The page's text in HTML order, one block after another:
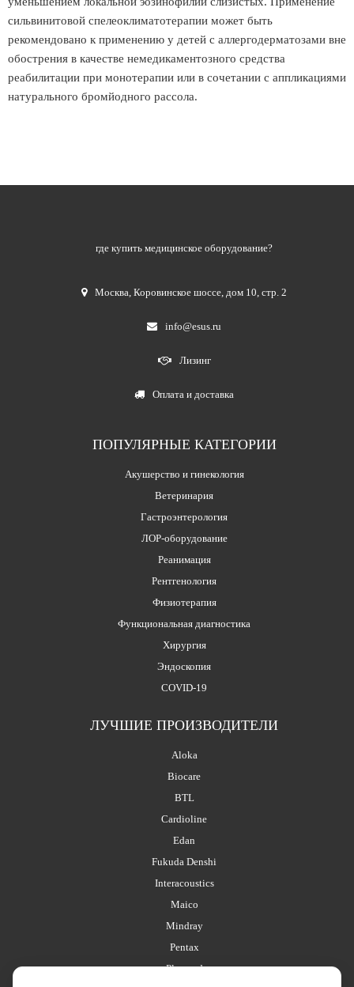
сильвинитовой спелеоклиматотерапии может быть
рекомендовано к применению у детей с аллергодерматозами вне
обострения в качестве немедикаментозного средства
реабилитации при монотерапии или в сочетании с аппликациями
натурального бромйодного рассола.
где купить медицинское оборудование?
Москва,Коровинское шоссе, дом 10, стр. 2
info@esus.ru
Лизинг
Оплата и доставка
ПОПУЛЯРНЫЕ КАТЕГОРИИ
Акушерство и гинекология
Ветеринария
Гастроэнтерология
ЛОР-оборудование
Реанимация
Рентгенология
Физиотерапия
Функциональная диагностика
Хирургия
Эндоскопия
COVID-19
ЛУЧШИЕ ПРОИЗВОДИТЕЛИ
Aloka
Biocare
BTL
Cardioline
Edan
Fukuda Denshi
Interacoustics
Maico
Mindray
Pentax
Planmed